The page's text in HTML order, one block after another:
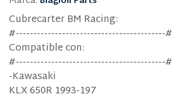
Cubrecarter BM Racing:
#------------------------------------------#
Compatible con:
#------------------------------------------#
-Kawasaki
KLX 650R 1993-197